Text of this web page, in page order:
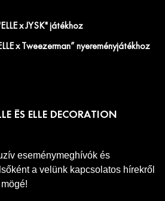
x JYSK" játékhoz
x Tweezerman” nyereményjátékhoz
ÉS ELLE DECORATION
eseménymeghívók és
a velünk kapcsolatos hírekről